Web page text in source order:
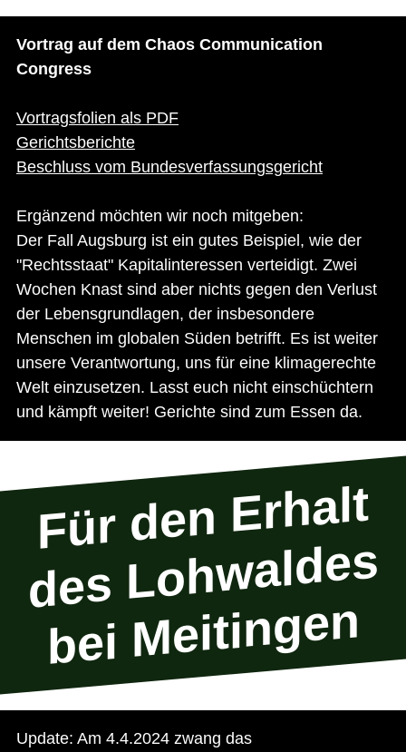
Vortrag auf dem Chaos Communication
Congress
Vortragsfolien als PDF
Gerichtsberichte
Beschluss vom Bundesverfassungsgericht
Ergänzend möchten wir noch mitgeben:
Der Fall Augsburg ist ein gutes Beispiel, wie der
"Rechtsstaat" Kapitalinteressen verteidigt. Zwei
Wochen Knast sind aber nichts gegen den Verlust
der Lebensgrundlagen, der insbesondere
Menschen im globalen Süden betrifft. Es ist weiter
unsere Verantwortung, uns für eine klimagerechte
Welt einzusetzen. Lasst euch nicht einschüchtern
und kämpft weiter! Gerichte sind zum Essen da.
F
ür
d
e
n
Er
h
alt
d
e
s
L
o
h
w
al
d
e
s
b
ei
M
eiti
n
g
e
n
Update: Am 4.4.2024 zwang das